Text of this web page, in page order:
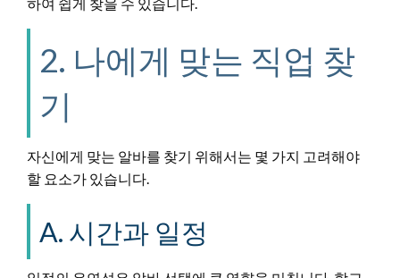
2. 나에게 맞는 직업 찾
기
자신에게 맞는 알바를 찾기 위해서는 몇 가지 고려해야
할 요소가 있습니다.
A. 시간과 일정